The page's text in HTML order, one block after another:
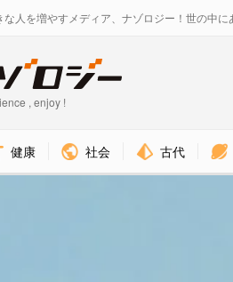
な人を増やすメディア、ナゾロジー！世の中に
, enjoy !
健康 社会 古代